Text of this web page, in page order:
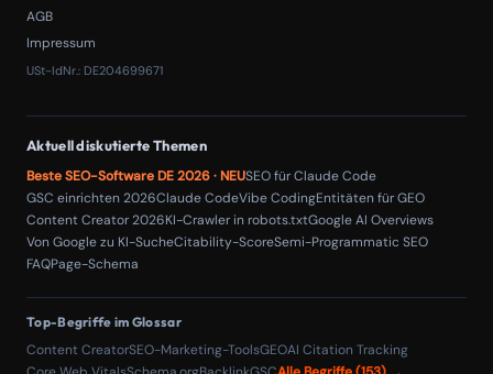
AGB
Impressum
USt-IdNr.: DE204699671
Aktuell diskutierte Themen
Beste SEO-Software DE 2026 · NEUSEO für Claude Code
GSC einrichten 2026Claude CodeVibe CodingEntitäten für GEO
Content Creator 2026KI-Crawler in robots.txtGoogle AI Overviews
Von Google zu KI-SucheCitability-ScoreSemi-Programmatic SEO
FAQPage-Schema
Top-Begriffe im Glossar
Content CreatorSEO-Marketing-ToolsGEOAI Citation Tracking